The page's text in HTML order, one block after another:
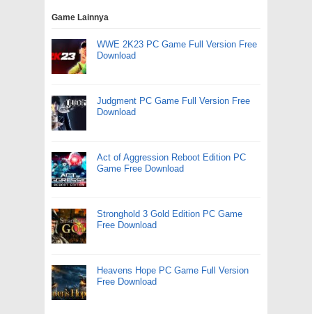
Game Lainnya
WWE 2K23 PC Game Full Version Free
Download
Judgment PC Game Full Version Free
Download
Act of Aggression Reboot Edition PC
Game Free Download
Stronghold 3 Gold Edition PC Game
Free Download
Heavens Hope PC Game Full Version
Free Download